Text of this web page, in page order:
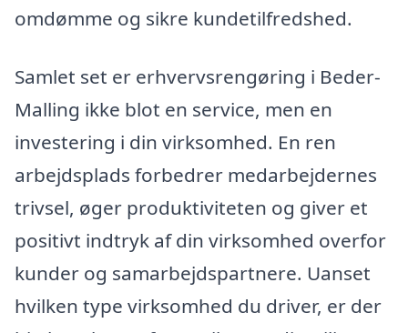
omdømme og sikre kundetilfredshed.
Samlet set er erhvervsrengøring i Beder-
Malling ikke blot en service, men en
investering i din virksomhed. En ren
arbejdsplads forbedrer medarbejdernes
trivsel, øger produktiviteten og giver et
positivt indtryk af din virksomhed overfor
kunder og samarbejdspartnere. Uanset
hvilken type virksomhed du driver, er der